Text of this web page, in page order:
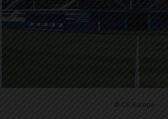
© CE Europa